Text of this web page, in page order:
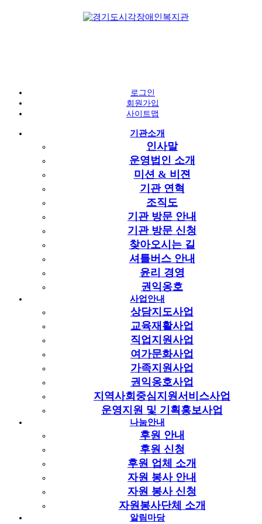
로그인
회원가입
사이트맵
기관소개
인사말
운영법인 소개
미션 & 비젼
기관 연혁
조직도
기관 방문 안내
기관 방문 신청
찾아오시는 길
셔틀버스 안내
윤리 경영
권익옹호
사업안내
상담지도사업
교육재활사업
직업지원사업
여가문화사업
가족지원사업
권익옹호사업
지역사회중심지원서비스사업
운영지원 및 기획홍보사업
나눔안내
후원 안내
후원 신청
후원 업체 소개
자원 봉사 안내
자원 봉사 신청
자원봉사단체 소개
알림마당
복지관 자료실
2023년 저소득 시각장애인 가정 냉장고
지원 추천서
페이지 정보
지역사회지원팀 작성일2023-09-15 10:01
지역사회지원팀
첨부파일
(51.5K)31회 다운로드
관련링크
이전글
다음글
목록
2023년 저소득 시각장애인 가정을 대상으로 냉장고 10대를
첨부된 추천서를 작성하신 후 2023. 9. 21.(목) 17:00까지
제출방법 팩스 031-856-0300 이메일 ggsg0070@gbw.or.kr
담당자는 지역사회지원팀 류승현 입니다 (031-856-5300 내선
이전글
다음글
목록